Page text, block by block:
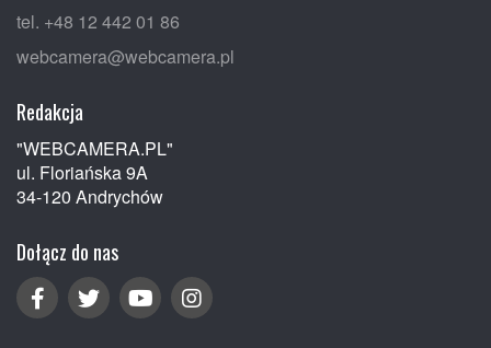
tel. +48 12 442 01 86
webcamera@webcamera.pl
Redakcja
"WEBCAMERA.PL"
ul. Floriańska 9A
34-120 Andrychów
Dołącz do nas